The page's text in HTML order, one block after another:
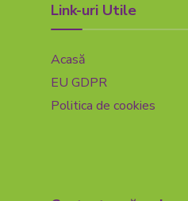
Link-uri Utile
Acasă
EU GDPR
Politica de cookies